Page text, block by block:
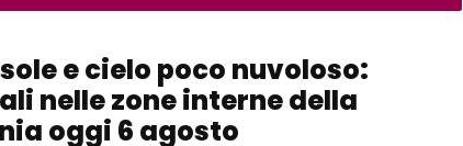
e cielo poco nuvoloso:
nelle zone interne della
oggi 6 agosto